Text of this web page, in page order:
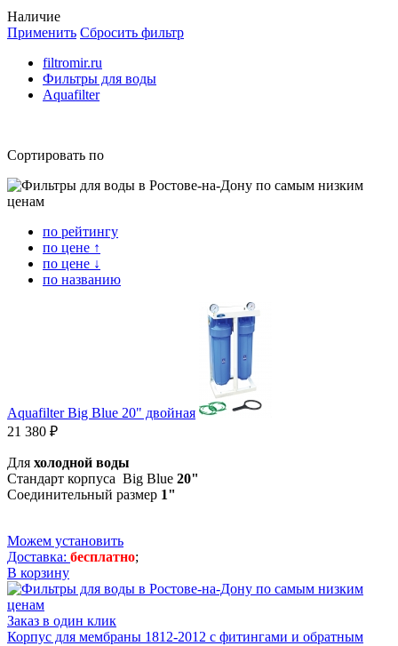
Наличие
Применить Сбросить фильтр
filtromir.ru
Фильтры для воды
Aquafilter
Сортировать по
по рейтингу
по цене ↑
по цене ↓
по названию
Aquafilter Big Blue 20" двойная
21 380 ₽
Для холодной воды
Стандарт корпуса Big Blue 20"
Соединительный размер 1"
Можем установить
Доставка: бесплатно;
В корзину
Заказ в один клик
Корпус для мембраны 1812-2012 с фитингами и обратным